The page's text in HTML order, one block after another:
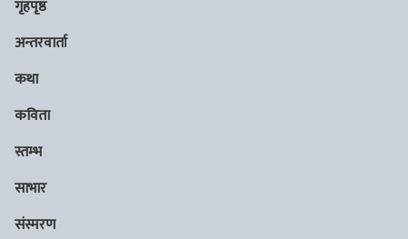
गृहपृष्ठ
अन्तरवार्ता
कथा
कविता
स्तम्भ
साभार
संस्मरण